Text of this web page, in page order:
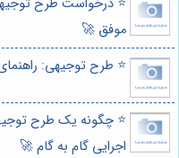
موفق 🚀
⭐️ طرح توجیهی:
⭐️ چگونه یک طرح
اجرایی گام به گام 🚀